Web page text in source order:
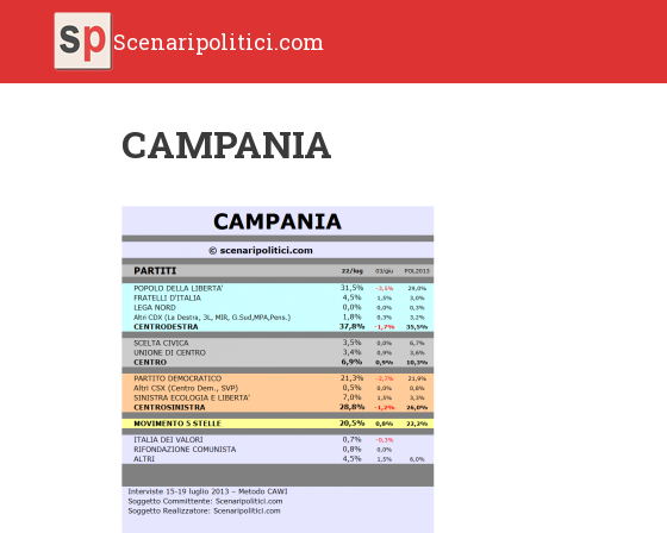
Scenaripolitici.com
CAMPANIA